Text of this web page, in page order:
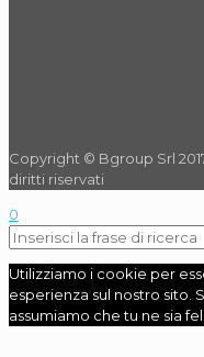
Copyright © Bgroup Srl
diritti riservati
0
Utilizziamo i cookie per
esperienza sul nostro sito.
assumiamo che tu ne sia